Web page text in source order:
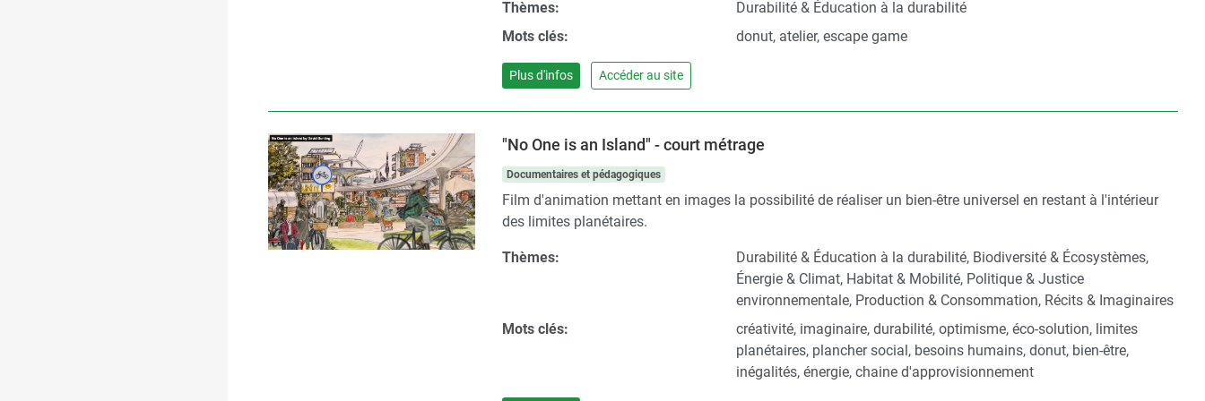
Thèmes:
Durabilité & Éducation à la durabilité
Mots clés:
donut, atelier, escape game
Plus d'infos Accéder au site
"No One is an Island" - court métrage
Documentaires et pédagogiques
Film d'animation mettant en images la possibilité de réaliser un bien-être universel en restant à l'intérieur
des limites planétaires.
Thèmes:
Durabilité & Éducation à la durabilité, Biodiversité & Écosystèmes,
Énergie & Climat, Habitat & Mobilité, Politique & Justice
environnementale, Production & Consommation, Récits & Imaginaires
Mots clés:
créativité, imaginaire, durabilité, optimisme, éco-solution, limites
planétaires, plancher social, besoins humains, donut, bien-être,
inégalités, énergie, chaine d'approvisionnement